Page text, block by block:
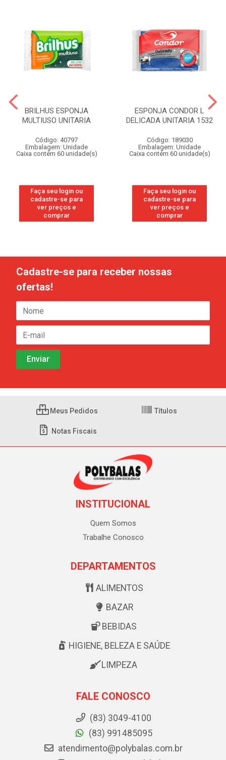
BRILHUS ESPONJA
MULTIUSO UNITARIA
Código: 40797
Embalagem: Unidade
Caixa contém 60 unidade(s)
Faça seu login ou
cadastre-se para
ver preços e
comprar
ESPONJA CONDOR L
DELICADA UNITARIA 1532
Código: 189030
Embalagem: Unidade
Caixa contém 60 unidade(s)
Faça seu login ou
cadastre-se para
ver preços e
comprar
Cadastre-se para receber nossas
ofertas!
Meus Pedidos Títulos
Notas Fiscais
INSTITUCIONAL
Quem Somos
Trabalhe Conosco
DEPARTAMENTOS
ALIMENTOS
BAZAR
BEBIDAS
HIGIENE, BELEZA E SAÚDE
LIMPEZA
FALE CONOSCO
(83) 3049-4100
(83) 991485095
atendimento@polybalas.com.br